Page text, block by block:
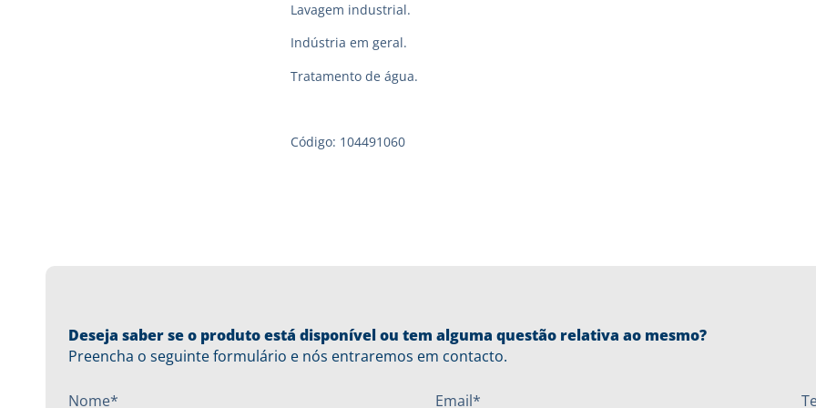
Lavagem industrial.
Indústria em geral.
Tratamento de água.
Código: 104491060
Deseja saber se o produto está disponível ou tem alguma questão relativa ao mesmo?
Preencha o seguinte formulário e nós entraremos em contacto.
Nome* Email*